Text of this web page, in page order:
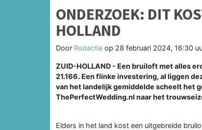
ONDERZOEK: DIT
HOLLAND
Door Redactie op 28 februari 2024, 16:30
ZUID-HOLLAND - Een bruiloft met alles
21.166. Een flinke investering, al liggen
van het landelijk gemiddelde scheelt het
ThePerfectWedding.nl naar het
Elders in het land kost een uitgebreide